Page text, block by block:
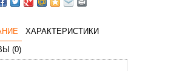
ХАРАКТЕРИСТИКИ
(0)